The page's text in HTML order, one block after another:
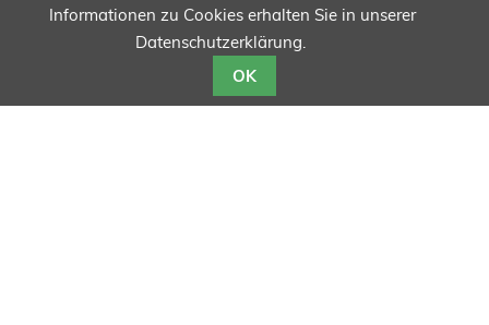
Informationen zu Cookies erhalten Sie in unserer
Datenschutzerklärung.
OK